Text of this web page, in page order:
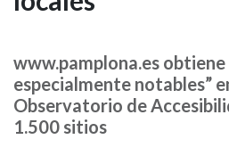
es
una
www.pamplona.es
especialmente notables”
Observatorio de
1.500 sitios